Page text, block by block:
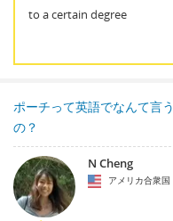
to a certain degree
ポーチって英語でなんて言う
の？
N Cheng
アメリカ合衆国